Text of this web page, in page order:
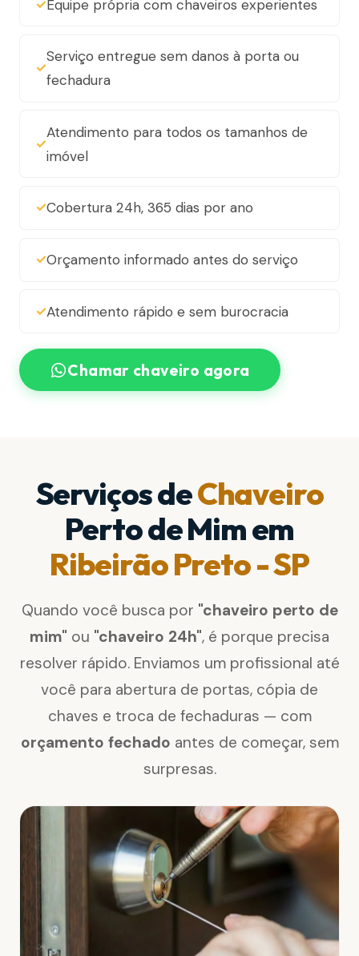
Equipe própria com chaveiros experientes
Serviço entregue sem danos à porta ou
fechadura
Atendimento para todos os tamanhos de
imóvel
Cobertura 24h, 365 dias por ano
Orçamento informado antes do serviço
Atendimento rápido e sem burocracia
Chamar chaveiro agora
Serviços deChaveiro
Perto de Mim em
Ribeirão Preto - SP
Quando você busca por "chaveiro perto de
mim" ou "chaveiro 24h", é porque precisa
resolver rápido. Enviamos um profissional até
você para abertura de portas, cópia de
chaves e troca de fechaduras — com
orçamento fechado antes de começar, sem
surpresas.